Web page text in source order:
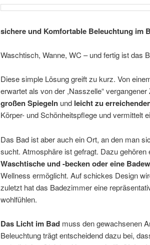
sichere und Komfortable Beleuchtung im
Waschtisch, Wanne, WC – und fertig ist das
Diese simple Lösung greift zu kurz. Von
erwartet als von der ,Nasszelle“
großen Spiegeln und leicht zu
Körper- und Schönheitspflege und vermittelt
Das Bad ist aber auch ein Ort, an den man
sucht. Atmosphäre ist gefragt. Dazu
Waschtische und -becken oder eine
Wellness ermöglicht. Auf schickes Design
zuletzt hat das Badezimmer eine
wohlfühlen.
Das Licht im Bad muss den gewachsenen
Beleuchtung trägt entscheidend dazu bei,